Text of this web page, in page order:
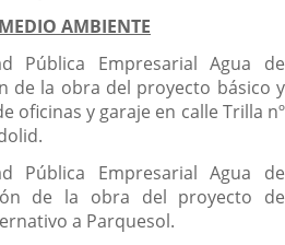
AMBIENTE
Pública Empresarial Agua de
de la obra del proyecto básico y
oficinas y garaje en calle Trilla nº
Pública Empresarial Agua de
de la obra del proyecto de
a Parquesol.